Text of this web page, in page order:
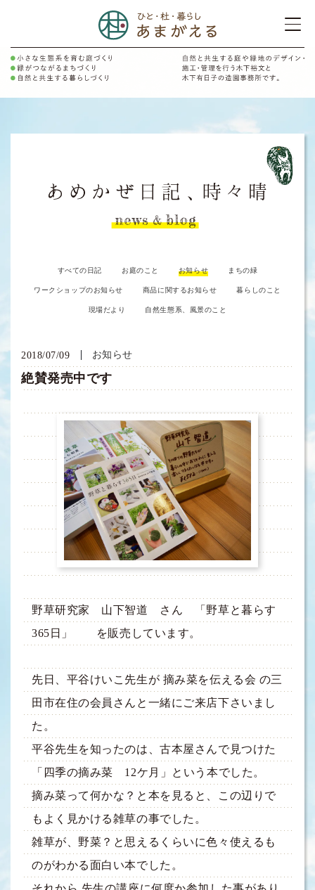
すべての日記 お庭のこと お知らせ まちの緑
ワークショップのお知らせ 商品に関するお知らせ 暮らしのこと
現場だより 自然生態系、風景のこと
2018/07/09 お知らせ
絶賛発売中です
野草研究家 山下智道 さん 「野草と暮らす
365日」 を販売しています。
先日、平谷けいこ先生が 摘み菜を伝える会 の三
田市在住の会員さんと一緒にご来店下さいまし
た。
平谷先生を知ったのは、古本屋さんで見つけた
「四季の摘み菜 12ケ月」という本でした。
摘み菜って何かな？と本を見ると、この辺りで
もよく見かける雑草の事でした。
雑草が、野菜？と思えるくらいに色々使えるも
のがわかる面白い本でした。